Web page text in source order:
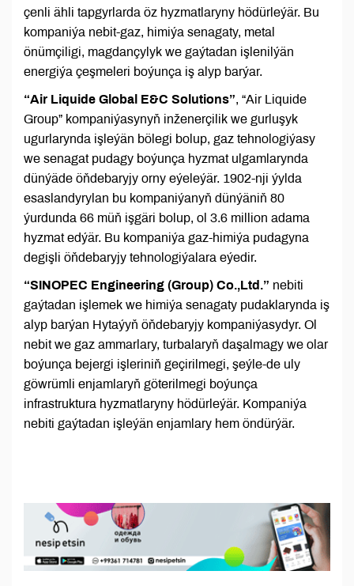
çenli ähli tapgyrlarda öz hyzmatlaryny hödürleýär. Bu
kompaniýa nebit-gaz, himiýa senagaty, metal
önümçiligi, magdançylyk we gaýtadan işlenilýän
energiýa çeşmeleri boýunça iş alyp barýar.
“Air Liquide Global E&C Solutions”, “Air Liquide
Group” kompaniýasynyň inženerçilik we gurluşyk
ugurlarynda işleýän bölegi bolup, gaz tehnologiýasy
we senagat pudagy boýunça hyzmat ulgamlarynda
dünýäde öňdebaryjy orny eýeleýär. 1902-nji ýylda
esaslandyrylan bu kompaniýanyň dünýäniň 80
ýurdunda 66 müň işgäri bolup, ol 3.6 million adama
hyzmat edýär. Bu kompaniýa gaz-himiýa pudagyna
degişli öňdebaryjy tehnologiýalara eýedir.
“SINOPEC Engineering (Group) Co.,Ltd.” nebiti
gaýtadan işlemek we himiýa senagaty pudaklarynda iş
alyp barýan Hytaýyň öňdebaryjy kompaniýasydyr. Ol
nebit we gaz ammarlary, turbalaryň daşalmagy we olar
boýunça bejergi işleriniň geçirilmegi, şeýle-de uly
göwrümli enjamlaryň göterilmegi boýunça
infrastruktura hyzmatlaryny hödürleýär. Kompaniýa
nebiti gaýtadan işleýän enjamlary hem öndürýär.